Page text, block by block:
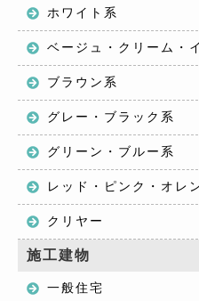
ホワイト系
ベージュ・クリーム・
ブラウン系
グレー・ブラック系
グリーン・ブルー系
レッド・ピンク・オレ
クリヤー
施工建物
一般住宅